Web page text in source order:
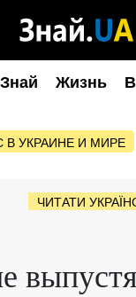
Жизнь
В УКРАИНЕ И МИРЕ
ЧИТАТИ